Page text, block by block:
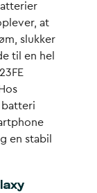
at
slukker
til en hel
batteri
en stabil